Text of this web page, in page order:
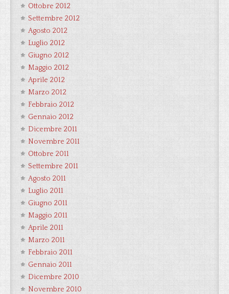
Ottobre 2012
Settembre 2012
Agosto 2012
Luglio 2012
Giugno 2012
Maggio 2012
Aprile 2012
Marzo 2012
Febbraio 2012
Gennaio 2012
Dicembre 2011
Novembre 2011
Ottobre 2011
Settembre 2011
Agosto 2011
Luglio 2011
Giugno 2011
Maggio 2011
Aprile 2011
Marzo 2011
Febbraio 2011
Gennaio 2011
Dicembre 2010
Novembre 2010